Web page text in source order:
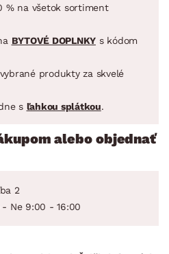
% na všetok sortiment
BYTOVÉ DOPLNKY s kódom
produkty za skvelé
s ľahkou splátkou.
alebo objednať
2
Ne 9:00 - 16:00